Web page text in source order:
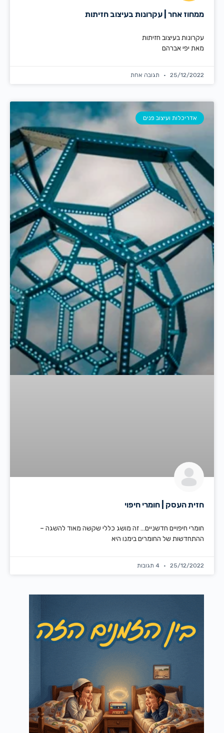
ממחוז אחר | עקרונות בעיצוב חזיתות
עקרונות בעיצוב חזיתות
מאת יפי אברהם
25/12/2022 תגובה אחת
אדריכלות ועיצוב פנים
חזית העסק | חומרי חיפוי
חומרי חיפויים חדשניים… זה מושג כללי שקשה מאוד להשגה –
ההתחדשות של החומרים בימנו היא
25/12/2022 4 תגובות